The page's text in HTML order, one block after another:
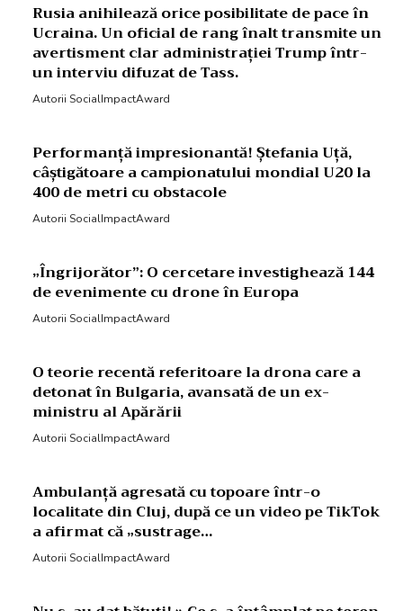
Rusia anihilează orice posibilitate de pace în
Ucraina. Un oficial de rang înalt transmite un
avertisment clar administrației Trump într-
un interviu difuzat de Tass.
Autorii SocialImpactAward
Performanță impresionantă! Ștefania Uță,
câștigătoare a campionatului mondial U20 la
400 de metri cu obstacole
Autorii SocialImpactAward
„Îngrijorător”: O cercetare investighează 144
de evenimente cu drone în Europa
Autorii SocialImpactAward
O teorie recentă referitoare la drona care a
detonat în Bulgaria, avansată de un ex-
ministru al Apărării
Autorii SocialImpactAward
Ambulanță agresată cu topoare într-o
localitate din Cluj, după ce un video pe TikTok
a afirmat că „sustrage…
Autorii SocialImpactAward